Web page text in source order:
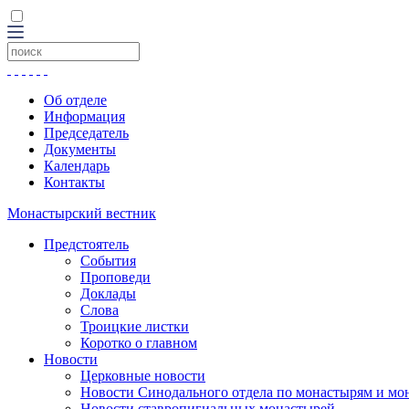
Об отделе
Информация
Председатель
Документы
Календарь
Контакты
Монастырский вестник
Предстоятель
События
Проповеди
Доклады
Слова
Троицкие листки
Коротко о главном
Новости
Церковные новости
Новости Синодального отдела по монастырям и